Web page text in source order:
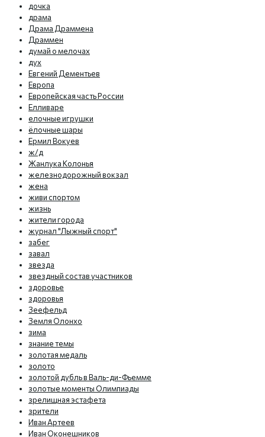
дочка
драма
Драма Драммена
Драммен
думай о мелочах
дух
Евгений Дементьев
Европа
Европейская часть России
Елливаре
елочные игрушки
ёлочные шары
Ермил Вокуев
ж/д
Жанлука Колонья
железнодорожный вокзал
жена
живи спортом
жизнь
жители города
журнал "Лыжный спорт"
забег
завал
звезда
звездный состав участников
здоровье
здоровья
Зеефельд
Земля Олонхо
зима
знание темы
золотая медаль
золото
золотой дубль в Валь-ди-Фьемме
золотые моменты Олимпиады
зрелищная эстафета
зрители
Иван Артеев
Иван Оконешников